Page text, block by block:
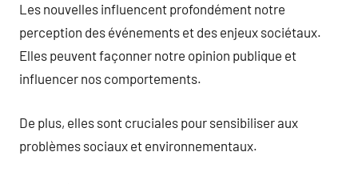
Les nouvelles influencent profondément notre
perception des événements et des enjeux sociétaux.
Elles peuvent façonner notre opinion publique et
influencer nos comportements.
De plus, elles sont cruciales pour sensibiliser aux
problèmes sociaux et environnementaux.